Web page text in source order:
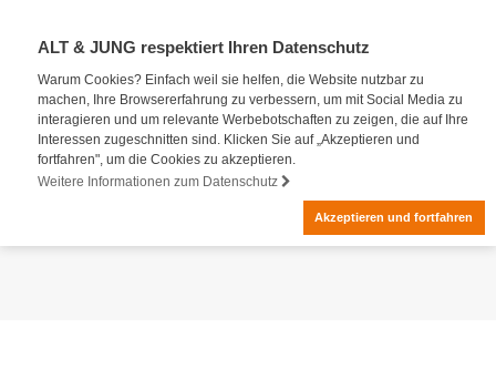
ALT & JUNG respektiert Ihren Datenschutz
Warum Cookies? Einfach weil sie helfen, die Website nutzbar zu
machen, Ihre Browsererfahrung zu verbessern, um mit Social Media zu
interagieren und um relevante Werbebotschaften zu zeigen, die auf Ihre
Interessen zugeschnitten sind. Klicken Sie auf „Akzeptieren und
fortfahren", um die Cookies zu akzeptieren.
Weitere Informationen zum Datenschutz
Akzeptieren und fortfahren